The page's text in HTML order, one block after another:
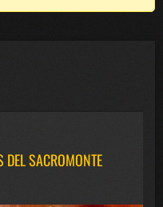
DEL SACROMONTE